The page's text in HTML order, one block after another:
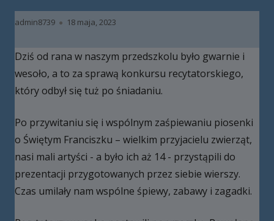
Autor
admin8739 Opublikowano
18 maja, 2023
Dziś od rana w naszym przedszkolu było gwarnie i
wesoło, a to za sprawą konkursu recytatorskiego,
który odbył się tuż po śniadaniu.
Po przywitaniu się i wspólnym zaśpiewaniu piosenki
o Świętym Franciszku – wielkim przyjacielu zwierząt,
nasi mali artyści - a było ich aż 14 - przystąpili do
prezentacji przygotowanych przez siebie wierszy.
Czas umilały nam wspólne śpiewy, zabawy i zagadki.